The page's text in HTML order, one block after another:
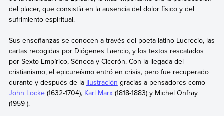
del placer, que consistía en la ausencia del dolor físico y del
sufrimiento espiritual.
Sus enseñanzas se conocen a través del poeta latino Lucrecio, las
cartas recogidas por Diógenes Laercio, y los textos rescatados
por Sexto Empírico, Séneca y Cicerón. Con la llegada del
cristianismo, el epicureísmo entró en crisis, pero fue recuperado
durante y después de la Ilustración gracias a pensadores como
John Locke(1632-1704), Karl Marx(1818-1883) y Michel Onfray
(1959-).